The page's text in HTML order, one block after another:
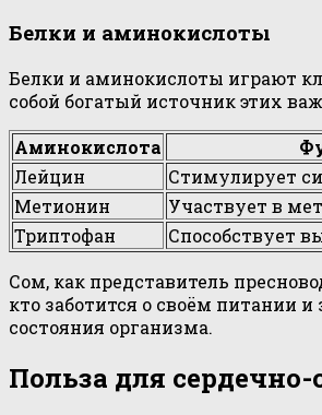
Белки и аминокислоты
Белки и аминокислоты играют
собой богатый источник этих
Аминокислота
Лейцин
Стимулирует
Метионин
Участвует в
Триптофан
Способствует
Сом, как представитель
кто заботится о своём питании
состояния организма.
Польза для